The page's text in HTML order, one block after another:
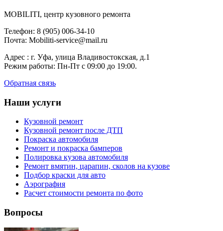
MOBILITI, центр кузовного ремонта
Телефон: 8 (905) 006-34-10
Почта: Mobiliti-service@mail.ru
Адрес : г. Уфа, улица Владивостокская, д.1
Режим работы: Пн-Пт с 09:00 до 19:00.
Обратная связь
Наши услуги
Кузовной ремонт
Кузовной ремонт после ДТП
Покраска автомобиля
Ремонт и покраска бамперов
Полировка кузова автомобиля
Ремонт вмятин, царапин, сколов на кузове
Подбор краски для авто
Аэрография
Расчет стоимости ремонта по фото
Вопросы